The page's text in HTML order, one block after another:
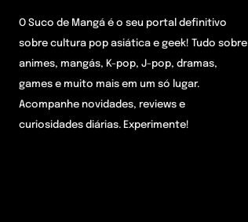
O Suco de Mangá é o seu portal definitivo
sobre cultura pop asiática e geek! Tudo sobre
animes, mangás, K-pop, J-pop, dramas,
games e muito mais em um só lugar.
Acompanhe novidades, reviews e
curiosidades diárias. Experimente!